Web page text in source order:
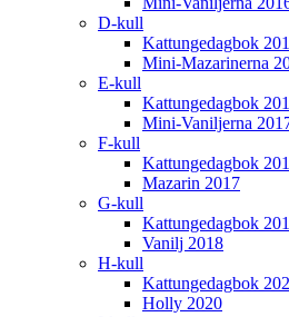
D-kull
Kattungedagbok
Mini-Mazarinerna
E-kull
Kattungedagbok
Mini-Vaniljerna
F-kull
Kattungedagbok
Mazarin 2017
G-kull
Kattungedagbok
Vanilj 2018
H-kull
Kattungedagbok
Holly 2020